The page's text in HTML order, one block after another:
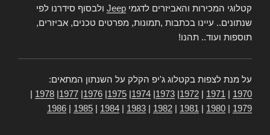
קטלוגי המכירות והאביזרים לדגמי Jeep ולבסוף סידרנו לפי
שנתונים.. עיינו בכתבות ,תמונות, מפרטים טכנים, אביזרים,
תוספות ועוד.. תהנו!
על מנת לצפות בקטלוג ג'יפ הקלק על השנתון המתאים:
1970
1971
1972
1973
1974
1975
1976
1977
1978
1979
1980
1981
1982
1983
1984
1985
1986